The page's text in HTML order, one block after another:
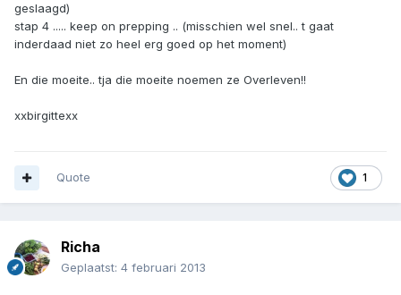
geslaagd)
stap 4 ..... keep on prepping .. (misschien wel snel.. t gaat
inderdaad niet zo heel erg goed op het moment)
En die moeite.. tja die moeite noemen ze Overleven!!
xxbirgittexx
1
Quote
Richa
Geplaatst: 4 februari 2013